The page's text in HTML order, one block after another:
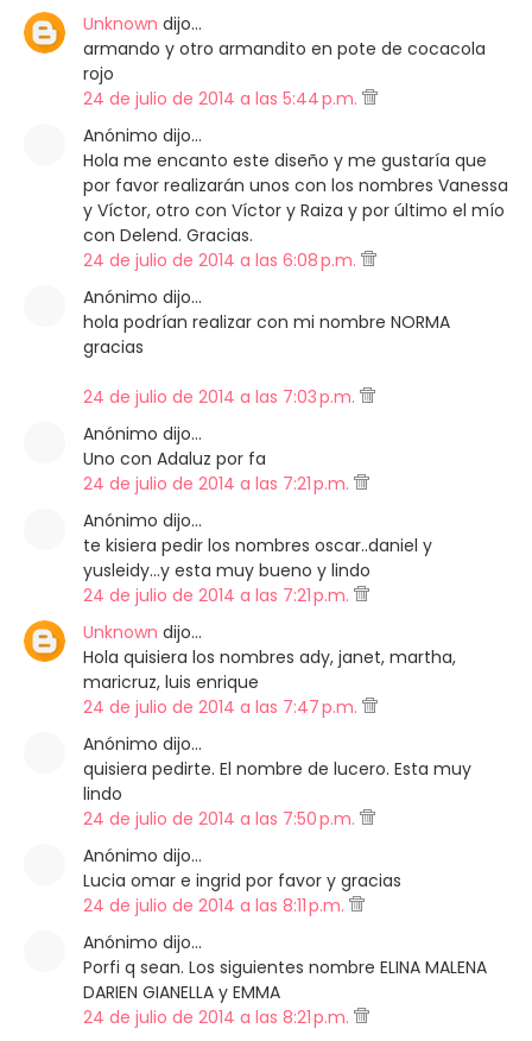
Unknown dijo…
armando y otro armandito en pote de cocacola
rojo
24 de julio de 2014 a las 5:44 p.m.
Anónimo dijo…
Hola me encanto este diseño y me gustaría que
por favor realizarán unos con los nombres Vanessa
y Víctor, otro con Víctor y Raiza y por último el mío
con Delend. Gracias.
24 de julio de 2014 a las 6:08 p.m.
Anónimo dijo…
hola podrían realizar con mi nombre NORMA
gracias
24 de julio de 2014 a las 7:03 p.m.
Anónimo dijo…
Uno con Adaluz por fa
24 de julio de 2014 a las 7:21 p.m.
Anónimo dijo…
te kisiera pedir los nombres oscar..daniel y
yusleidy...y esta muy bueno y lindo
24 de julio de 2014 a las 7:21 p.m.
Unknown dijo…
Hola quisiera los nombres ady, janet, martha,
maricruz, luis enrique
24 de julio de 2014 a las 7:47 p.m.
Anónimo dijo…
quisiera pedirte. El nombre de lucero. Esta muy
lindo
24 de julio de 2014 a las 7:50 p.m.
Anónimo dijo…
Lucia omar e ingrid por favor y gracias
24 de julio de 2014 a las 8:11 p.m.
Anónimo dijo…
Porfi q sean. Los siguientes nombre ELINA MALENA
DARIEN GIANELLA y EMMA
24 de julio de 2014 a las 8:21 p.m.